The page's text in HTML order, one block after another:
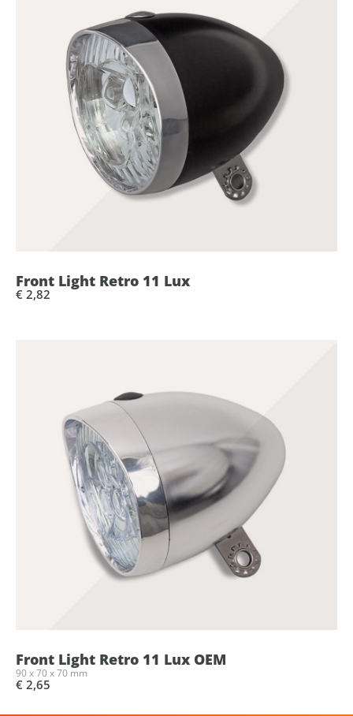
Front Light Retro 11 Lux
€ 2,82
Front Light Retro 11 Lux OEM
90 x 70 x 70 mm
€ 2,65